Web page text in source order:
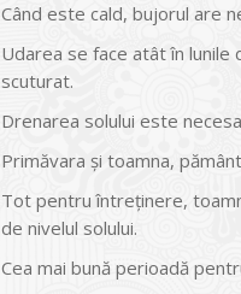
Când este cald, bujorul are
Udarea se face atât în lunile
scuturat.
Drenarea solului este
Primăvara și toamna,
Tot pentru întreținere,
de nivelul solului.
Cea mai bună perioadă